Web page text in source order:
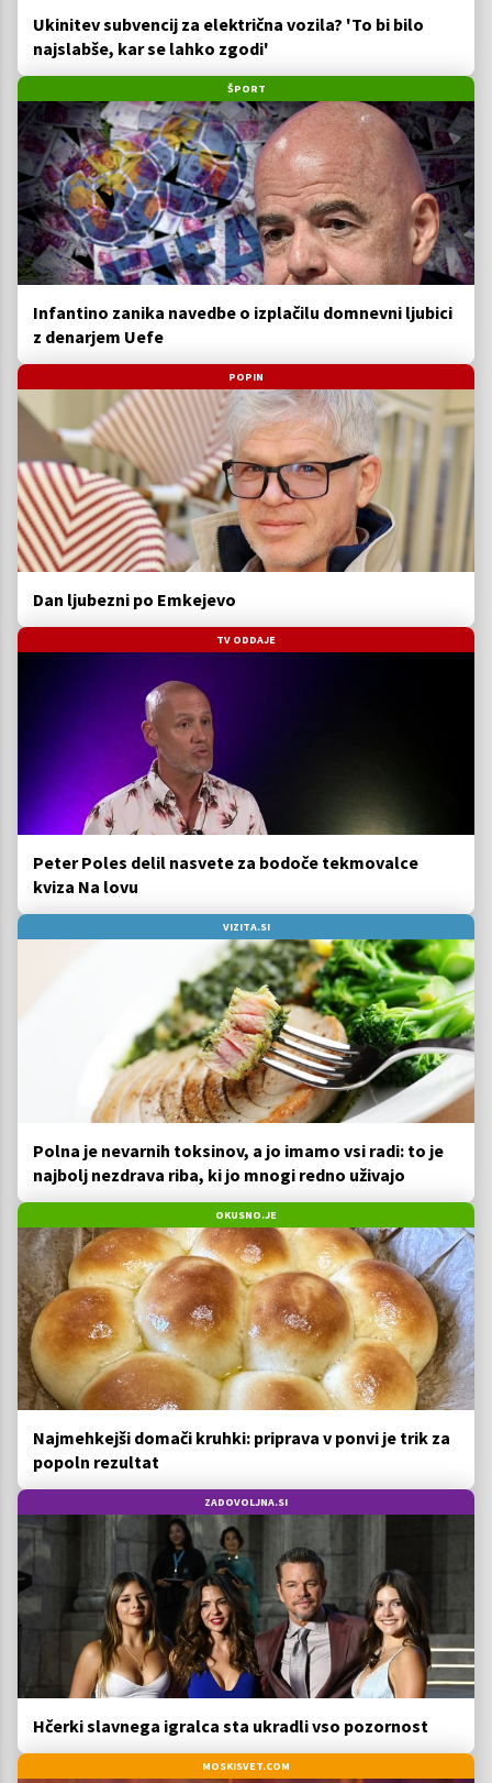
Ukinitev subvencij za električna vozila? 'To bi bilo
najslabše, kar se lahko zgodi'
ŠPORT
Infantino zanika navedbe o izplačilu domnevni ljubici
z denarjem Uefe
POPIN
Dan ljubezni po Emkejevo
TV ODDAJE
Peter Poles delil nasvete za bodoče tekmovalce
kviza Na lovu
VIZITA.SI
Polna je nevarnih toksinov, a jo imamo vsi radi: to je
najbolj nezdrava riba, ki jo mnogi redno uživajo
OKUSNO.JE
Najmehkejši domači kruhki: priprava v ponvi je trik za
popoln rezultat
ZADOVOLJNA.SI
Hčerki slavnega igralca sta ukradli vso pozornost
MOSKISVET.COM